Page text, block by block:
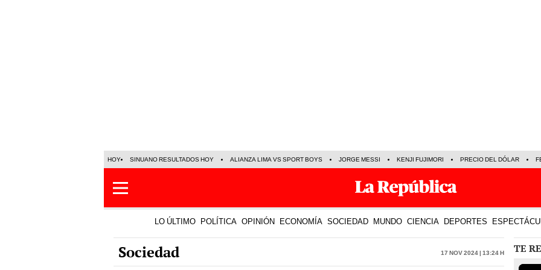
HOY SINUANO RESULTADOS HOY ALIANZA LIMA VS SPORT BOYS JORGE MESSI KENJI FUJIMORI PRECIO DEL DÓLAR
LO ÚLTIMO POLÍTICA OPINIÓN ECONOMÍA SOCIEDAD MUNDO CIENCIA DEPORTES
Sociedad 17 Nov 2024 | 13:24 h TE